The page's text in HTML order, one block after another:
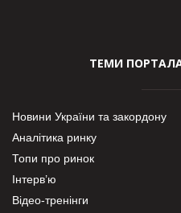
ТЕМИ ПОРТАЛА
Новини України та закордону
Аналітика ринку
Топи про ринок
Інтерв’ю
Відео-тренінги